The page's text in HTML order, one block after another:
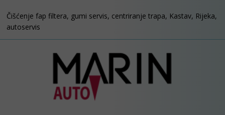
Čišćenje fap filtera, gumi servis, centriranje trapa, Kastav, Rijeka,
autoservis